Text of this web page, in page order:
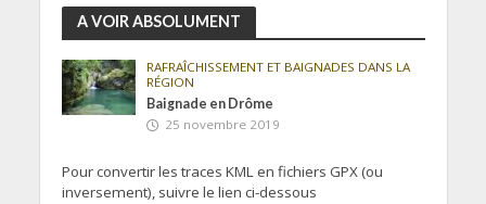
A VOIR ABSOLUMENT
RAFRAÎCHISSEMENT ET BAIGNADES DANS LA
RÉGION
Baignade en Drôme
25 novembre 2019
Pour convertir les traces KML en fichiers GPX (ou
inversement), suivre le lien ci-dessous